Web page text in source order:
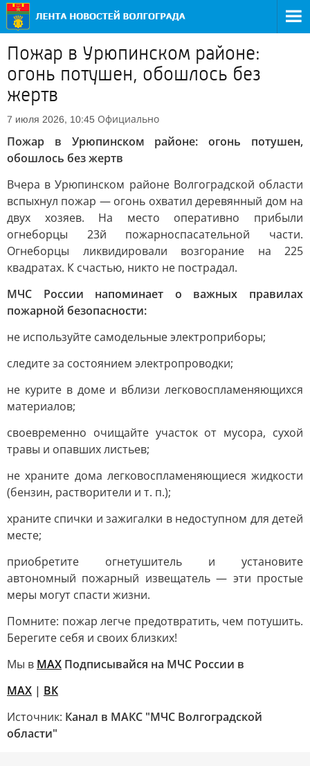
Пожар в Урюпинском районе:
огонь потушен, обошлось без
жертв
7 июля 2026, 10:45 Официально
Пожар в Урюпинском районе: огонь потушен,
обошлось без жертв
Вчера в Урюпинском районе Волгоградской области
вспыхнул пожар — огонь охватил деревянный дом на
двух хозяев. На место оперативно прибыли
огнеборцы 23й пожарноспасательной части.
Огнеборцы ликвидировали возгорание на 225
квадратах. К счастью, никто не пострадал.
МЧС России напоминает о важных правилах
пожарной безопасности:
не используйте самодельные электроприборы;
следите за состоянием электропроводки;
не курите в доме и вблизи легковоспламеняющихся
материалов;
своевременно очищайте участок от мусора, сухой
травы и опавших листьев;
не храните дома легковоспламеняющиеся жидкости
(бензин, растворители и т. п.);
храните спички и зажигалки в недоступном для детей
месте;
приобретите огнетушитель и установите
автономный пожарный извещатель — эти простые
меры могут спасти жизни.
Помните: пожар легче предотвратить, чем потушить.
Берегите себя и своих близких!
Мы в МАХ Подписывайся на МЧС России в
МАХ | ВК
Источник: Канал в МАКС "МЧС Волгоградской
области"